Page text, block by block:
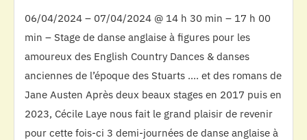
06/04/2024 – 07/04/2024 @ 14 h 30 min – 17 h 00
min – Stage de danse anglaise à figures pour les
amoureux des English Country Dances & danses
anciennes de l’époque des Stuarts …. et des romans de
Jane Austen Après deux beaux stages en 2017 puis en
2023, Cécile Laye nous fait le grand plaisir de revenir
pour cette fois-ci 3 demi-journées de danse anglaise à